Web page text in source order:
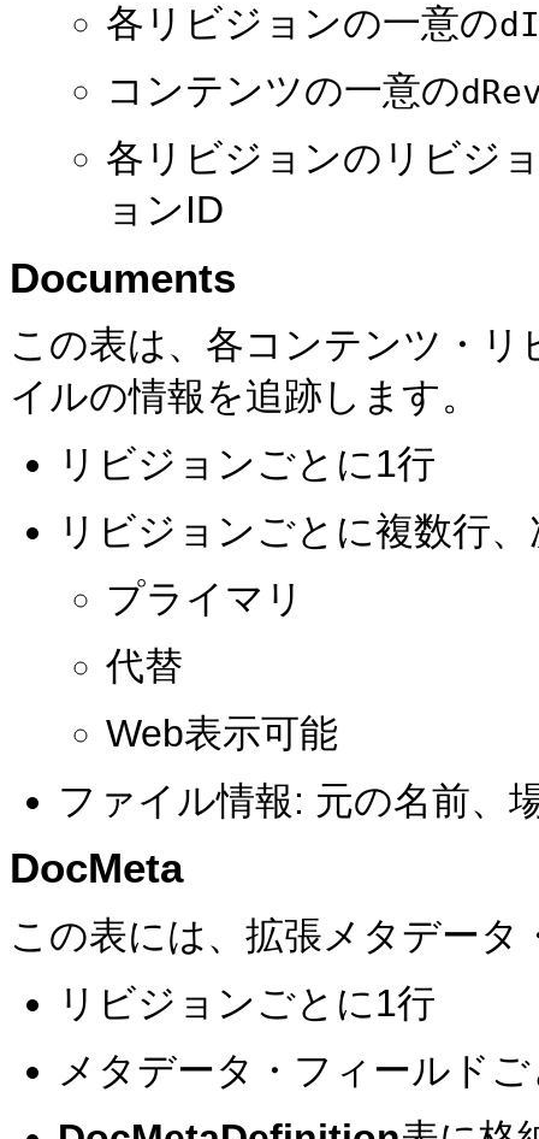
各リビジョンの一意の
コンテンツの一意の
各リビジョンのリビジ
ョンID
Documents
この表は、各コンテンツ・
イルの情報を追跡します。
リビジョンごとに1行
リビジョンごとに複数行
プライマリ
代替
Web表示可能
ファイル情報: 元の名前、
DocMeta
この表には、拡張メタデー
リビジョンごとに1行
メタデータ・フィールド